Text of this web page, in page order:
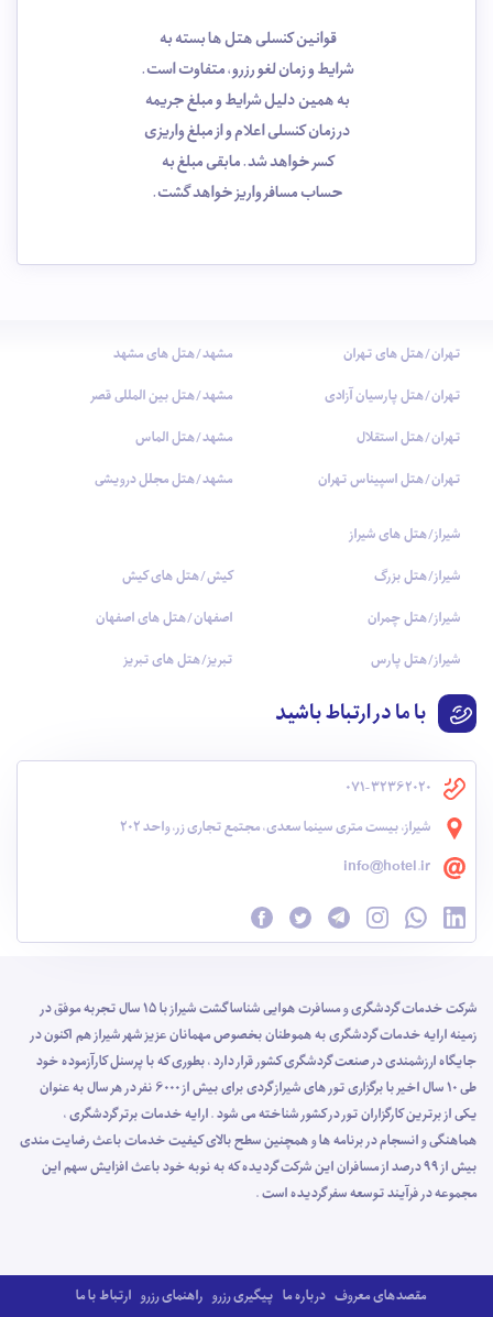
قوانین کنسلی هتل ها بسته به
شرایط و زمان لغو رزرو، متفاوت است.
به همین دلیل شرایط و مبلغ جریمه
در زمان کنسلی اعلام و از مبلغ واریزی
کسر خواهد شد. مابقی مبلغ به
حساب مسافر واریز خواهد گشت.
تهران/هتل های تهران
تهران/هتل پارسیان آزادی
تهران/هتل استقلال
تهران/هتل اسپیناس تهران
مشهد/هتل های مشهد
مشهد/هتل بین المللی قصر
مشهد/هتل الماس
مشهد/هتل مجلل درویشی
شیراز/هتل های شیراز
شیراز/هتل بزرگ
شیراز/هتل چمران
شیراز/هتل پارس
کیش/هتل های کیش
اصفهان/هتل های اصفهان
تبریز/هتل های تبریز
با ما در ارتباط باشید
071-32362020
شیراز، بیست متری سینما سعدی، مجتمع تجاری زر، واحد 202
info@hotel.ir
شرکت خدمات گردشگری و مسافرت هوایی شناسا گشت شیراز با 15 سال تجربه موفق در
زمینه ارایه خدمات گردشگری به هموطنان بخصوص مهمانان عزیز شهر شیراز هم اکنون در
جایگاه ارزشمندی در صنعت گردشگری کشور قرار دارد ، بطوری که با پرسنل کارآزموده خود
طی 10 سال اخیر با برگزاری تور های شیراز گردی برای بیش از 6000 نفر در هر سال به عنوان
یکی از برترین کارگزاران تور در کشور شناخته می شود . ارایه خدمات برتر گردشگری ،
هماهنگی و انسجام در برنامه ها و همچنین سطح بالای کیفیت خدمات باعث رضایت مندی
بیش از 99 درصد از مسافران این شرکت گردیده که به نوبه خود باعث افزایش سهم این
مجموعه در فرآیند توسعه سفر گردیده است .
مقصدهای معروف درباره ما پیگیری رزرو راهنمای رزرو ارتباط با ما